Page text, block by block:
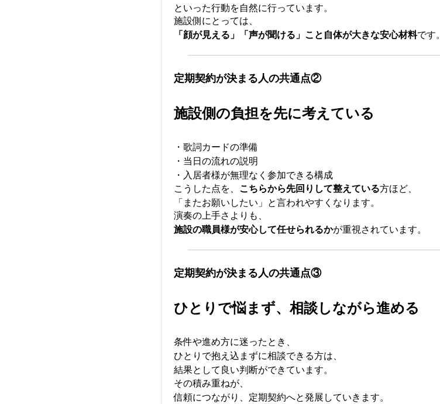
といった行動を自然に行っています。
施設側にとっては、
「顔が見える」「声が聞ける」こと自体が大きな安心材料です。
定期契約が決まる人の共通点②
施設側の負担を先に考えている
・歌詞カードの準備
・当日の流れの説明
・入居者様が無理なく参加できる構成
こうした点を、 こちらから先回りして整えている方ほど、
「またお願いしたい」と言われやすくなります。
演奏の上手さよりも、
施設の職員様が安心して任せられるかが重視されています。
定期契約が決まる人の共通点③
ひとりで悩まず、相談しながら進める
条件や進め方に迷ったとき、
ひとりで抱え込まずに相談できる方は、
結果として良い判断ができています。
その積み重ねが、
信頼につながり、定期契約へと発展していきます。